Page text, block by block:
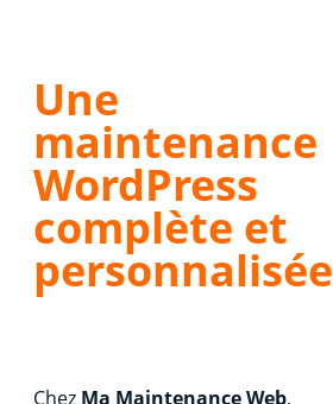
Une
maintenance
WordPress
complète et
personnalisée
Chez Ma Maintenance Web,